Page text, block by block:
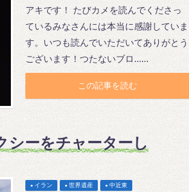
アキです！ たびカメを読んでくださっ
ているみなさんには本当に感謝していま
す。いつも読んでいただいてありがとう
ございます！つたないブロ......
この記事を読む
シーをチャーターし
イラン 世界遺産 中近東